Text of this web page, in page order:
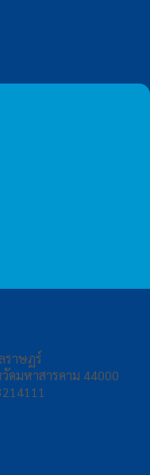
ราษฏร์
ดมหาสารคาม 44000